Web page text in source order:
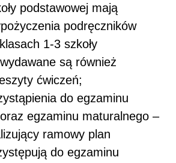
podstawowej mają
podręczników
1-3 szkoły
są również
ćwiczeń;
do egzaminu
egzaminu maturalnego –
ramowy plan
do egzaminu